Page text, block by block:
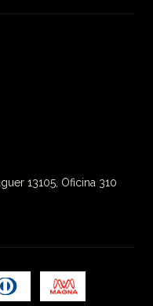
13105, Oficina 310